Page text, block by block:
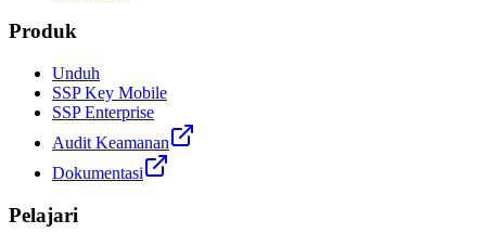
Produk
Unduh
SSP Key Mobile
SSP Enterprise
Audit Keamanan
Dokumentasi
Pelajari